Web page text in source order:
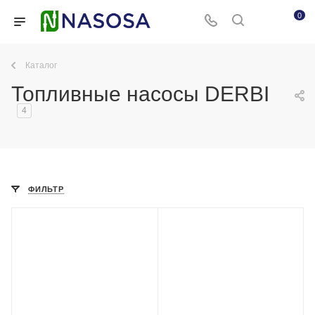
0
Каталог
Топливные насосы DERBI
4
ФИЛЬТР